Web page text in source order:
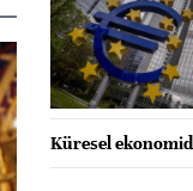
Küresel